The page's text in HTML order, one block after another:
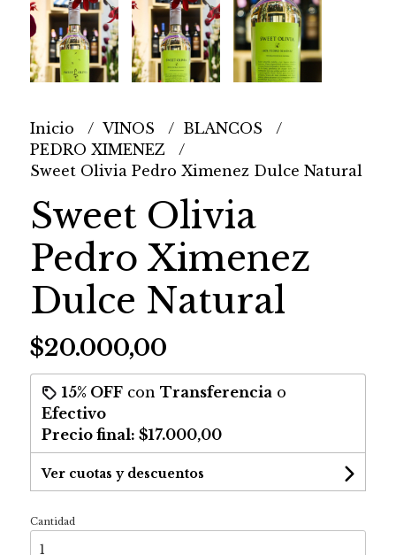
Inicio VINOS
BLANCOS
PEDRO XIMENEZ
Sweet Olivia Pedro Ximenez Dulce Natural
Sweet Olivia
Pedro Ximenez
Dulce Natural
$20.000,00
15% OFFcon Transferencia o
Efectivo
Precio final: $17.000,00
Ver cuotas y descuentos
Cantidad